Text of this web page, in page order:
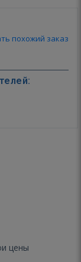
похожий заказ
цены